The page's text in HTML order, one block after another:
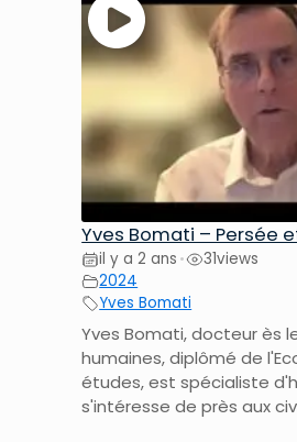
Yves Bomati – Persée
il y a 2 ans • 31views
2024
Yves Bomati
Yves Bomati, docteur ès
humaines, diplômé de
études, est spécialiste
s'intéresse de près aux